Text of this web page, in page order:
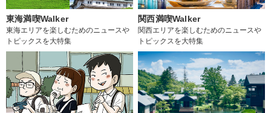
東海満喫Walker
東海エリアを楽しむためのニュースや
トピックスを大特集
関西満喫Walker
関西エリアを楽しむためのニュースや
トピックスを大特集